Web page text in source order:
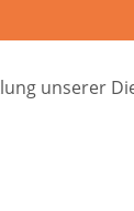
unserer